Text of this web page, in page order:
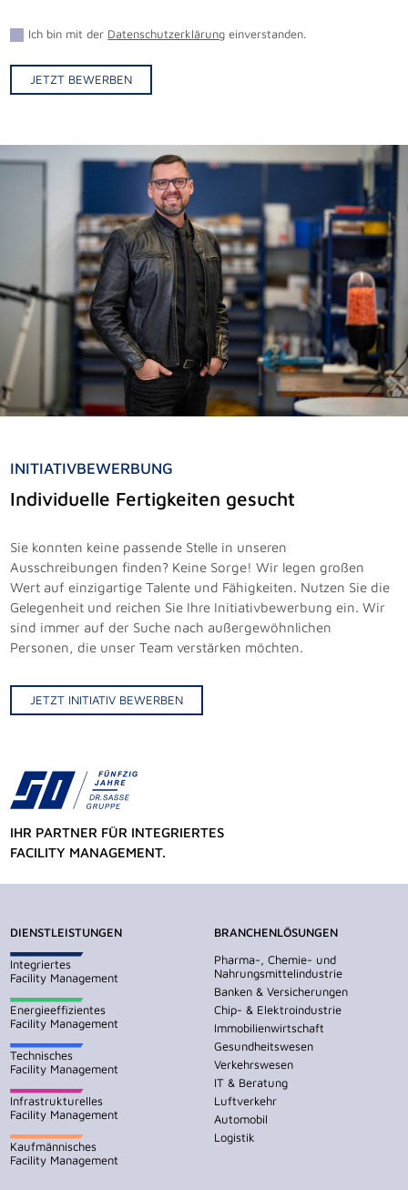
Ich bin mit der Datenschutzerklärung einverstanden.
JETZT BEWERBEN
INITIATIVBEWERBUNG
Individuelle Fertigkeiten gesucht
Sie konnten keine passende Stelle in unseren
Ausschreibungen finden? Keine Sorge! Wir legen großen
Wert auf einzigartige Talente und Fähigkeiten. Nutzen Sie die
Gelegenheit und reichen Sie Ihre Initiativbewerbung ein. Wir
sind immer auf der Suche nach außergewöhnlichen
Personen, die unser Team verstärken möchten.
JETZT INITIATIV BEWERBEN
IHR PARTNER FÜR INTEGRIERTES
FACILITY MANAGEMENT.
DIENSTLEISTUNGEN
Integriertes
Facility Management
Energieeffizientes
Facility Management
Technisches
Facility Management
Infrastrukturelles
Facility Management
Kaufmännisches
Facility Management
BRANCHENLÖSUNGEN
Pharma-, Chemie- und
Nahrungsmittelindustrie
Banken & Versicherungen
Chip- & Elektroindustrie
Immobilienwirtschaft
Gesundheitswesen
Verkehrswesen
IT & Beratung
Luftverkehr
Automobil
Logistik